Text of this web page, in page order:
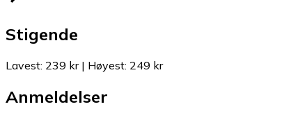
Stigende
Lavest: 239 kr| Høyest: 249 kr
Anmeldelser